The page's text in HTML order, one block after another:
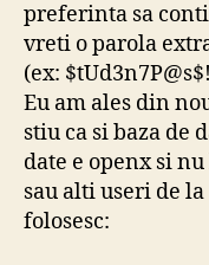
preferinta sa
vreti o parola
(ex:
Eu am ales din
stiu ca si baza de
date e openx si
sau alti useri de
folosesc: